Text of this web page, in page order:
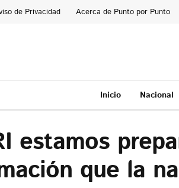
de Privacidad Acerca de Punto por Punto
Inicio Nacional
estamos
que la